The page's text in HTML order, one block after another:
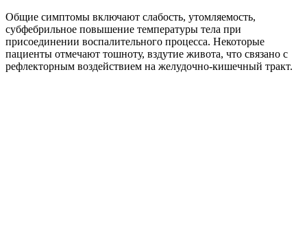
Общие симптомы включают слабость, утомляемость,
субфебрильное повышение температуры тела при
присоединении воспалительного процесса. Некоторые
пациенты отмечают тошноту, вздутие живота, что связано с
рефлекторным воздействием на желудочно-кишечный тракт.